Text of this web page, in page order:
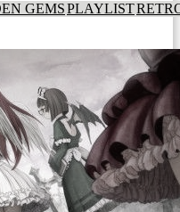
GEMSPLAYLIST